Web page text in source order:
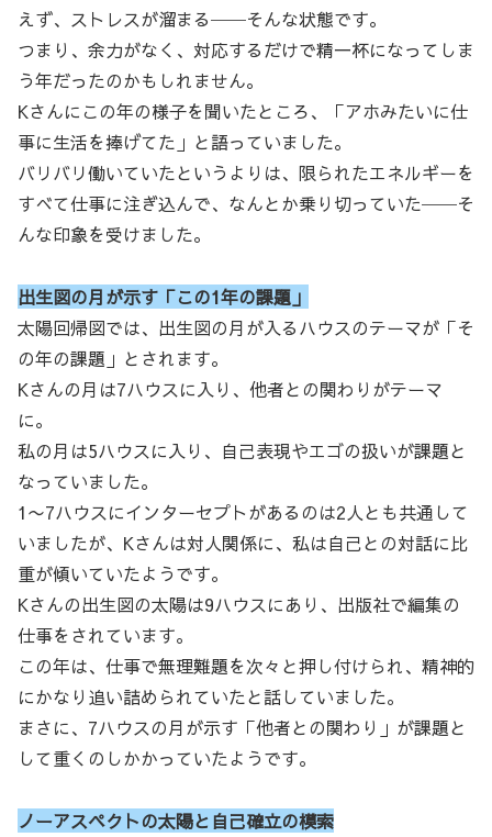
えず、ストレスが溜まる──そんな状態です。
つまり、余力がなく、対応するだけで精一杯になってしま
う年だったのかもしれません。
Kさんにこの年の様子を聞いたところ、「アホみたいに仕
事に生活を捧げてた」と語っていました。
バリバリ働いていたというよりは、限られたエネルギーを
すべて仕事に注ぎ込んで、なんとか乗り切っていた──そ
んな印象を受けました。
出生図の月が示す「この1年の課題」
太陽回帰図では、出生図の月が入るハウスのテーマが「そ
の年の課題」とされます。
Kさんの月は7ハウスに入り、他者との関わりがテーマ
に。
私の月は5ハウスに入り、自己表現やエゴの扱いが課題と
なっていました。
1〜7ハウスにインターセプトがあるのは2人とも共通して
いましたが、Kさんは対人関係に、私は自己との対話に比
重が傾いていたようです。
Kさんの出生図の太陽は9ハウスにあり、出版社で編集の
仕事をされています。
この年は、仕事で無理難題を次々と押し付けられ、精神的
にかなり追い詰められていたと話していました。
まさに、7ハウスの月が示す「他者との関わり」が課題と
して重くのしかかっていたようです。
ノーアスペクトの太陽と自己確立の模索